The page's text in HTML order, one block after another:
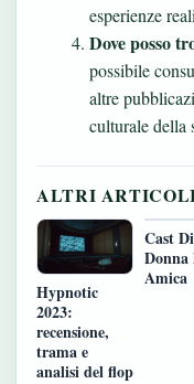
esperienze
Dove posso
possibile
altre
culturale della
ALTRI
Hypnotic
2023:
recensione,
trama e
analisi del flop
Cast
Donna
Amica